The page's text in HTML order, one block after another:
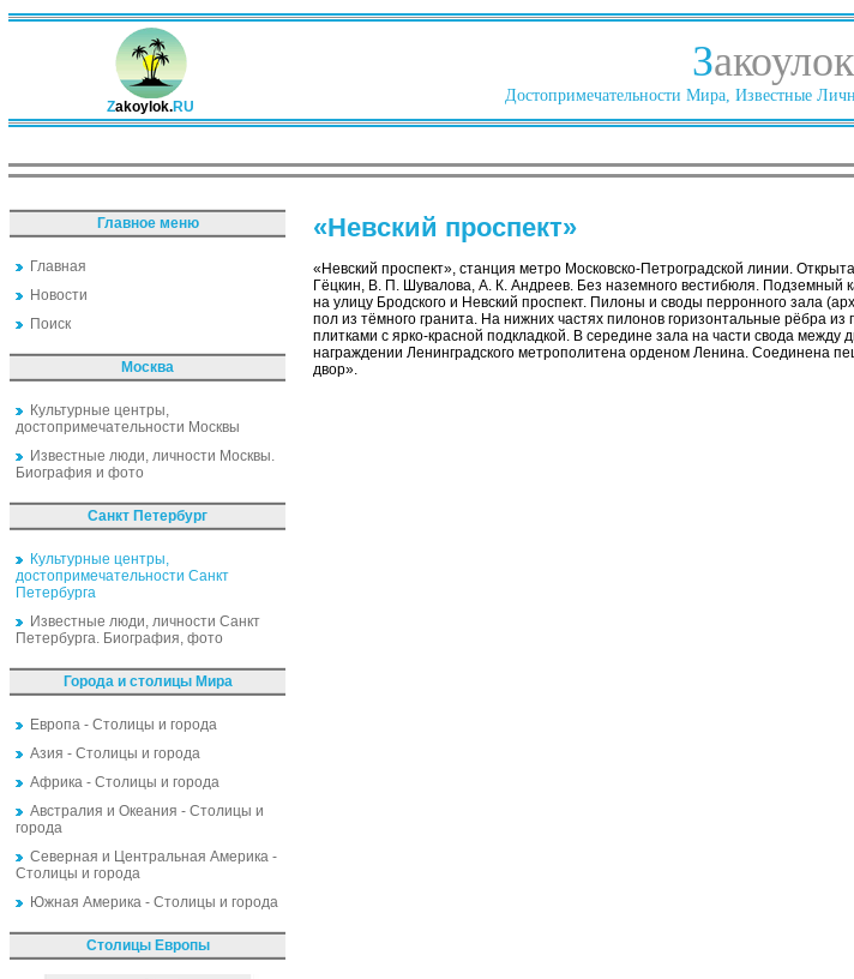
Zakoylok.RU
З
Достопримечательности Мира, Известные
Главное меню
Главная
Новости
Поиск
Москва
Культурные центры,
достопримечательности Москвы
Известные люди, личности Москвы.
Биография и фото
Санкт Петербург
Культурные центры,
достопримечательности Санкт
Петербурга
Известные люди, личности Санкт
Петербурга. Биография, фото
Города и столицы Мира
Европа - Столицы и города
Азия - Столицы и города
Африка - Столицы и города
Австралия и Океания - Столицы и
города
Северная и Центральная Америка -
Столицы и города
Южная Америка - Столицы и города
Столицы Европы
«Невский проспект»
«Невский проспект», станция метро Московско-Петроградской линии.
Гёцкин, В. П. Шувалова, А. К. Андреев. Без наземного вестибюля. Подземный
на улицу Бродского и Невский проспект. Пилоны и своды перронного зала
пол из тёмного гранита. На нижних частях пилонов горизонтальные рёбра
плитками с ярко-красной подкладкой. В середине зала на части свода
награждении Ленинградского метрополитена орденом Ленина. Соединена
двор».